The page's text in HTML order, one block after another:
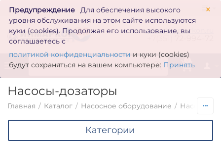
×
Предупреждение
Для обеспечения высокого
уровня обслуживания на этом сайте используются
куки (cookies). Продолжая его использование, вы
соглашаетесь с
политикой конфиденциальности и куки (cookies)
будут сохраняться на вашем компьютере: Принять
zakaz@inmarkon.ru
0
Насосы-дозаторы
Главная / Каталог / Насосное оборудование / Насосы по
Категории